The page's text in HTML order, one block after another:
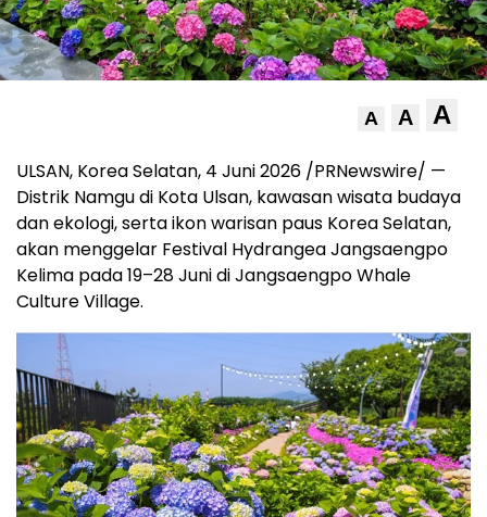
A A A
ULSAN, Korea Selatan, 4 Juni 2026 /PRNewswire/ —
Distrik Namgu di Kota Ulsan, kawasan wisata budaya
dan ekologi, serta ikon warisan paus Korea Selatan,
akan menggelar Festival Hydrangea Jangsaengpo
Kelima pada 19–28 Juni di Jangsaengpo Whale
Culture Village.